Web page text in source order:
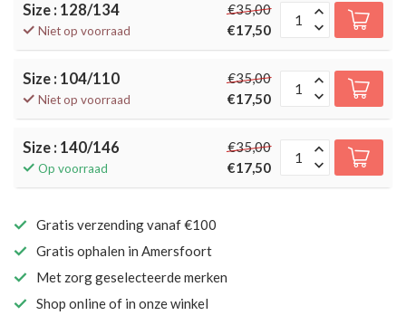
Size : 128/134
Niet op voorraad
€35,00
€17,50
Size : 104/110
Niet op voorraad
€35,00
€17,50
Size : 140/146
Op voorraad
€35,00
€17,50
Gratis verzending vanaf €100
Gratis ophalen in Amersfoort
Met zorg geselecteerde merken
Shop online of in onze winkel